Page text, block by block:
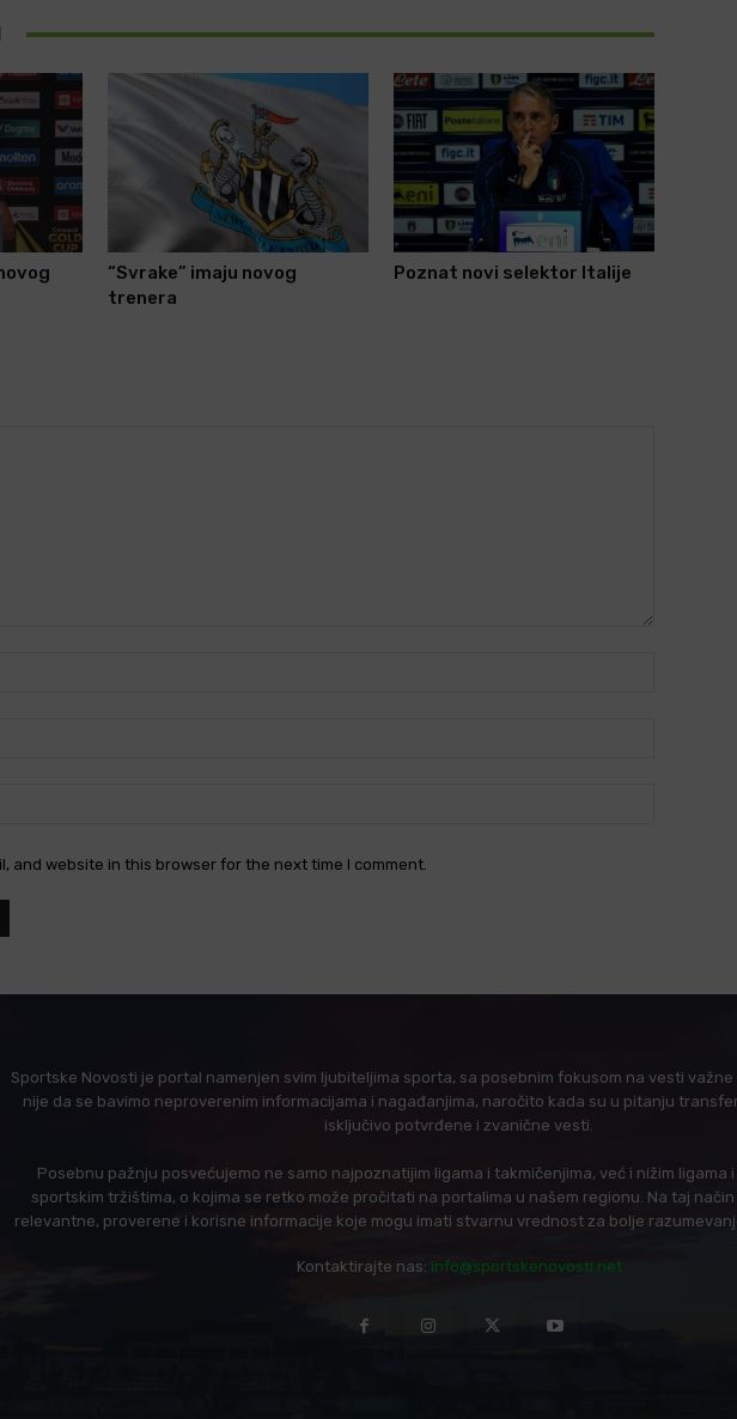
“Svrake” imaju novog
trenera
Poznat novi selektor Italije
and website in this browser for the next time I comment.
Sportske Novosti je portal namenjen svim ljubiteljima sporta, sa posebnim fokusom na vesti
nije da se bavimo neproverenim informacijama i nagađanjima, naročito kada su u pitanju
isključivo potvrđene i zvanične vesti.
Posebnu pažnju posvećujemo ne samo najpoznatijim ligama i takmičenjima, već i nižim ligama
sportskim tržištima, o kojima se retko može pročitati na portalima u našem regionu. Na taj
relevantne, proverene i korisne informacije koje mogu imati stvarnu vrednost za bolje
Kontaktirajte nas: info@sportskenovosti.net